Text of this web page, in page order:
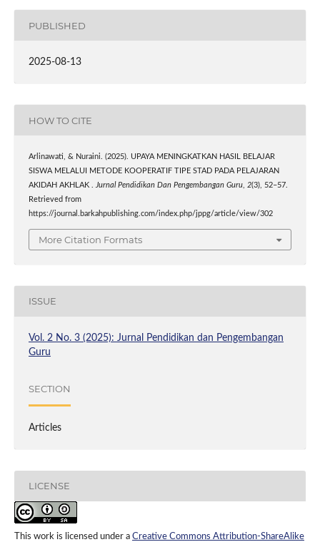
PUBLISHED
2025-08-13
HOW TO CITE
Arlinawati, & Nuraini. (2025). UPAYA MENINGKATKAN HASIL BELAJAR
SISWA MELALUI METODE KOOPERATIF TIPE STAD PADA PELAJARAN
AKIDAH AKHLAK . Jurnal Pendidikan Dan Pengembangan Guru, 2(3), 52–57.
Retrieved from
https://journal.barkahpublishing.com/index.php/jppg/article/view/302
More Citation Formats
ISSUE
Vol. 2 No. 3 (2025): Jurnal Pendidikan dan Pengembangan
Guru
SECTION
Articles
LICENSE
This work is licensed under a Creative Commons Attribution-ShareAlike